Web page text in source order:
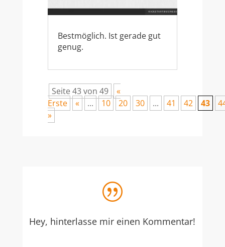
Bestmöglich. Ist gerade gut
genug.
Seite 43 von 49
«
Erste
« ... 10 20 30 ... 41 42 43
»
|
Hey, hinterlasse mir einen Kommentar!